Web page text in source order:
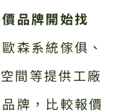
品牌開始找
森系統傢俱、
間等提供工廠
牌，比較報價